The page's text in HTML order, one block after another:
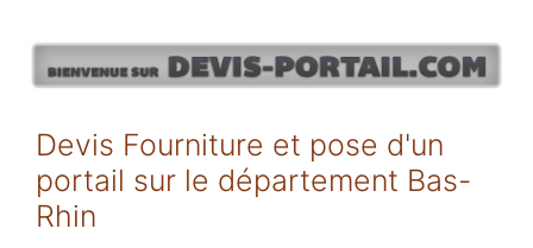
contenu
Devis Fourniture et pose d'un
portail sur le département Bas-
Rhin